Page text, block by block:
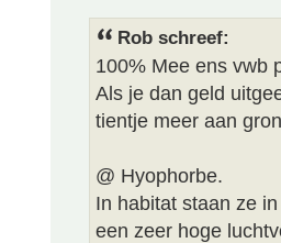
Rob schreef:
100% Mee ens vwb
Als je dan geld
tientje meer aan
@ Hyophorbe.
In habitat staan ze
een zeer hoge